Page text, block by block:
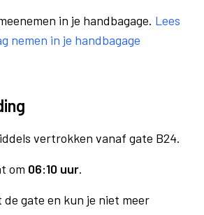
in je handbagage. Lees
nemen in je handbagage
vertrokken vanaf gate B24.
om 06:10 uur.
de gate en kun je niet meer